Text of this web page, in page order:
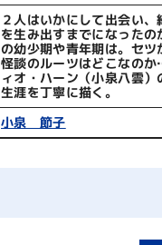
２人はいかにして出会い、
を生み出すまでになったの
の幼少期や青年期は。セツ
怪談のルーツはどこなの
ィオ・ハーン（小泉八雲）
生涯を丁寧に描く。
小泉 節子